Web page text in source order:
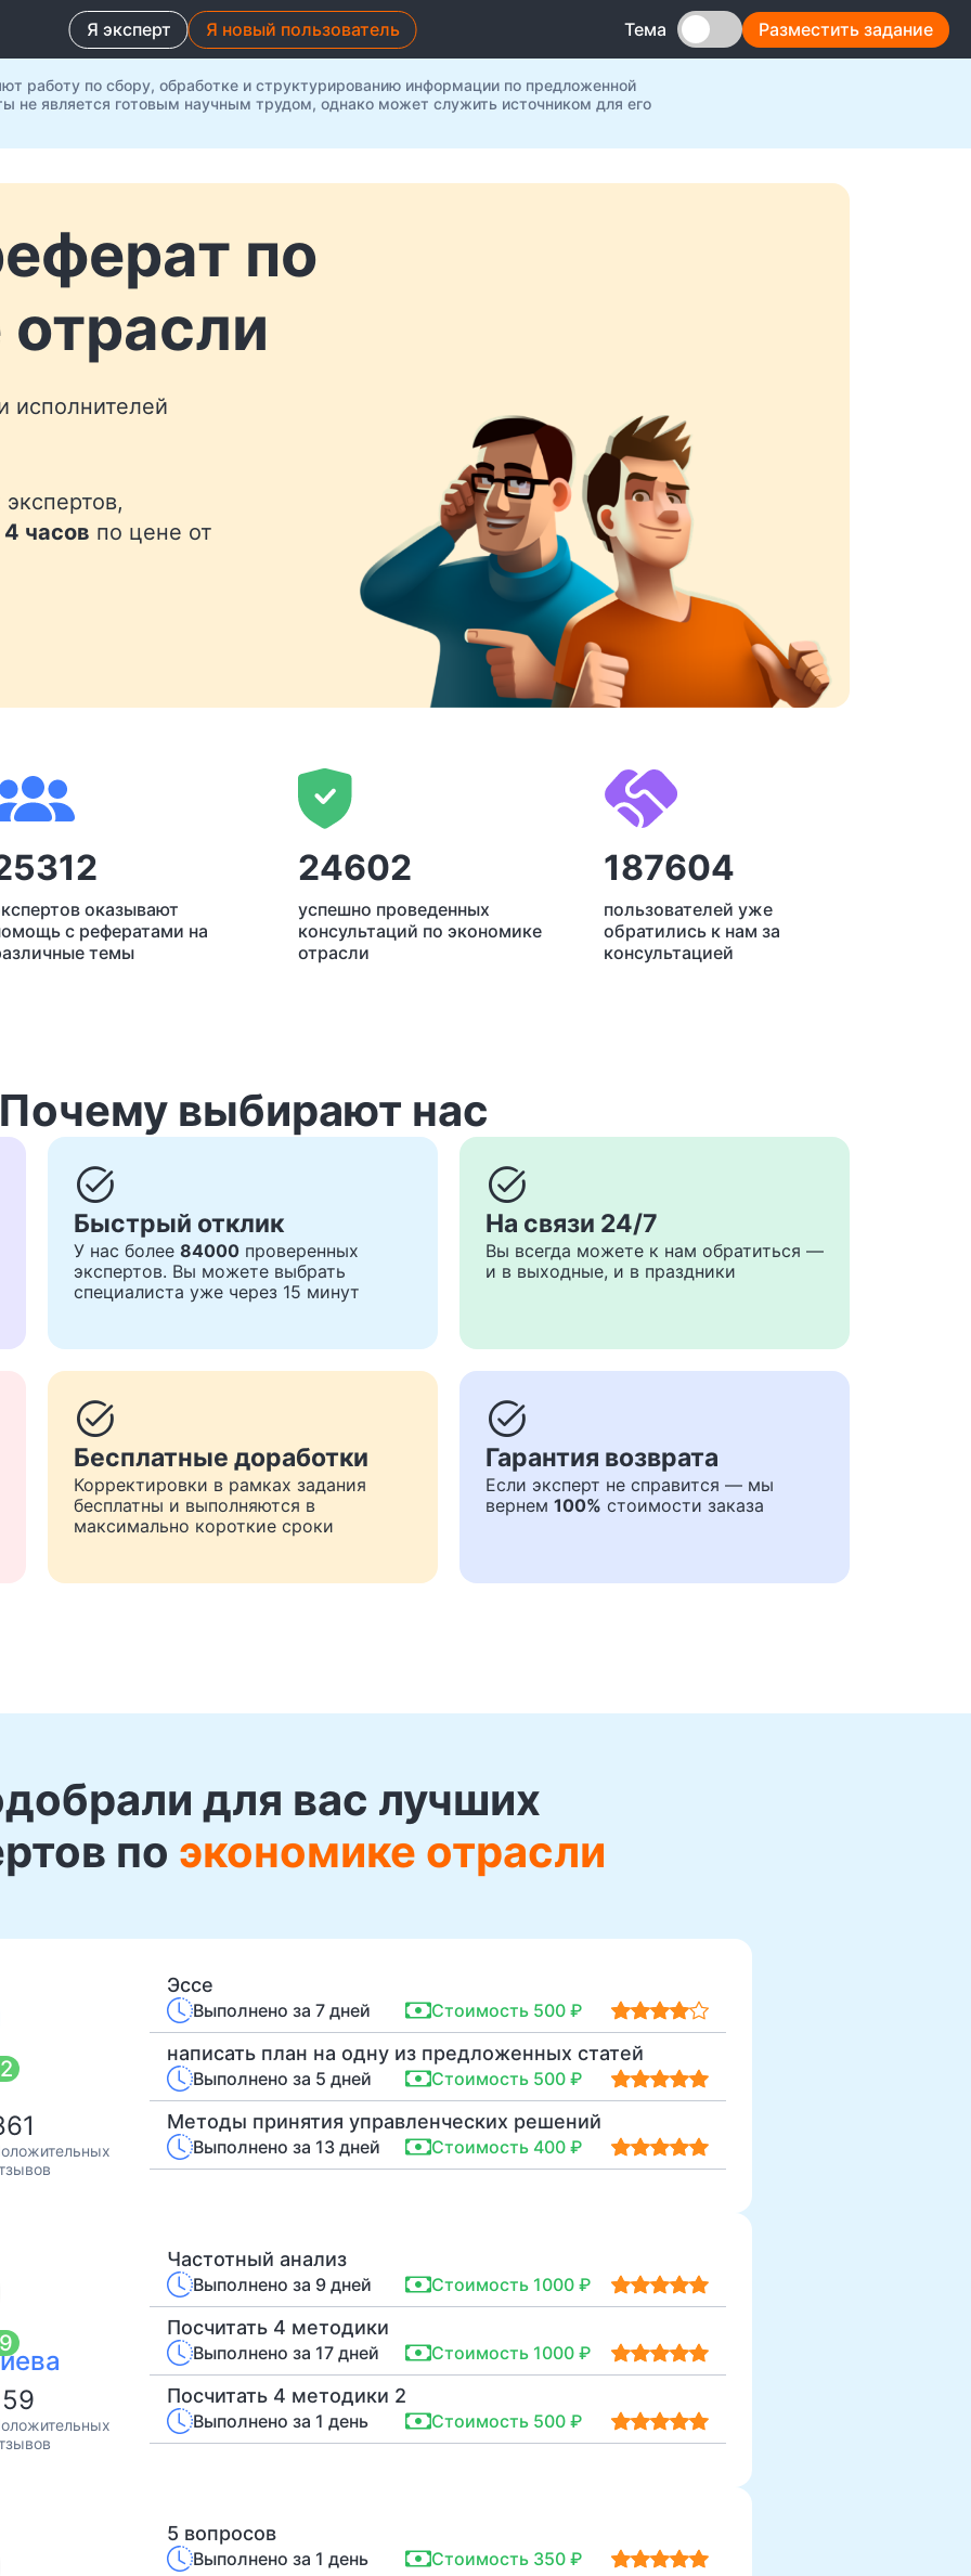
Я эксперт Я новый пользователь Тема Разместить задание
работу по сбору, обработке и структурированию информации по предложенной
не является готовым научным трудом, однако может служить источником для его
по
исполнителей
4 часов по цене от
оказывают
с рефератами на
темы
24602
успешно проведенных
консультаций по экономике
отрасли
187604
пользователей уже
обратились к нам за
консультацией
Почему выбирают нас
task_alt
Быстрый отклик
У нас более 84000 проверенных
экспертов. Вы можете выбрать
специалиста уже через 15 минут
task_alt
На связи 24/7
Вы всегда можете к нам обратиться —
и в выходные, и в праздники
task_alt
Бесплатные доработки
Корректировки в рамках задания
бесплатны и выполняются в
максимально короткие сроки
task_alt
Гарантия возврата
Если эксперт не справится — мы
вернем 100% стоимости заказа
для вас лучших
по экономике отрасли
Эссе
Выполнено за 7 дней Стоимость 500 ₽
написать план на одну из предложенных статей
Выполнено за 5 дней Стоимость 500 ₽
Методы принятия управленческих решений
Выполнено за 13 дней Стоимость 400 ₽
Частотный анализ
Выполнено за 9 дней Стоимость 1000 ₽
Посчитать 4 методики
Выполнено за 17 дней Стоимость 1000 ₽
Посчитать 4 методики 2
Выполнено за 1 день Стоимость 500 ₽
5 вопросов
Выполнено за 1 день Стоимость 350 ₽